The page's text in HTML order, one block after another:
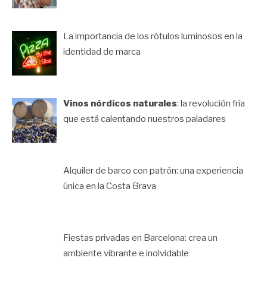
La importancia de los rótulos luminosos en la
identidad de marca
Vinos nórdicos naturales: la revolución fría
que está calentando nuestros paladares
Alquiler de barco con patrón: una experiencia
única en la Costa Brava
Fiestas privadas en Barcelona: crea un
ambiente vibrante e inolvidable